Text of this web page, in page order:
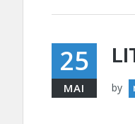
25
MAI by